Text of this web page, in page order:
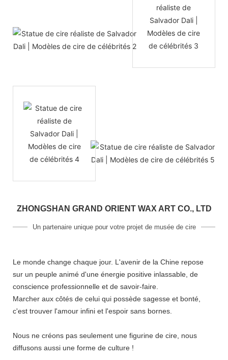
ZHONGSHAN GRAND ORIENT WAX ART CO., LTD
Un partenaire unique pour votre projet de musée de cire
Le monde change chaque jour. L'avenir de la Chine repose
sur un peuple animé d'une énergie positive inlassable, de
conscience professionnelle et de savoir-faire.
Marcher aux côtés de celui qui possède sagesse et bonté,
c'est trouver l'amour infini et l'espoir sans bornes.
Nous ne créons pas seulement une figurine de cire, nous
diffusons aussi une forme de culture !